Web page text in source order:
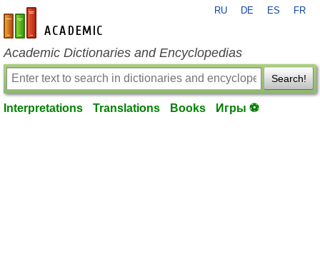
en-academic.com
RU DE ES FR
Academic Dictionaries and Encyclopedias
Search!
Interpretations Translations Books Игры ⚽